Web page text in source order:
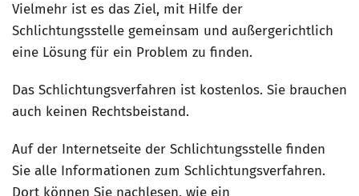
Vielmehr ist es das Ziel, mit Hilfe der
Schlichtungsstelle gemeinsam und außergerichtlich
eine Lösung für ein Problem zu finden.
Das Schlichtungsverfahren ist kostenlos. Sie brauchen
auch keinen Rechtsbeistand.
Auf der Internetseite der Schlichtungsstelle finden
Sie alle Informationen zum Schlichtungsverfahren.
Dort können Sie nachlesen, wie ein